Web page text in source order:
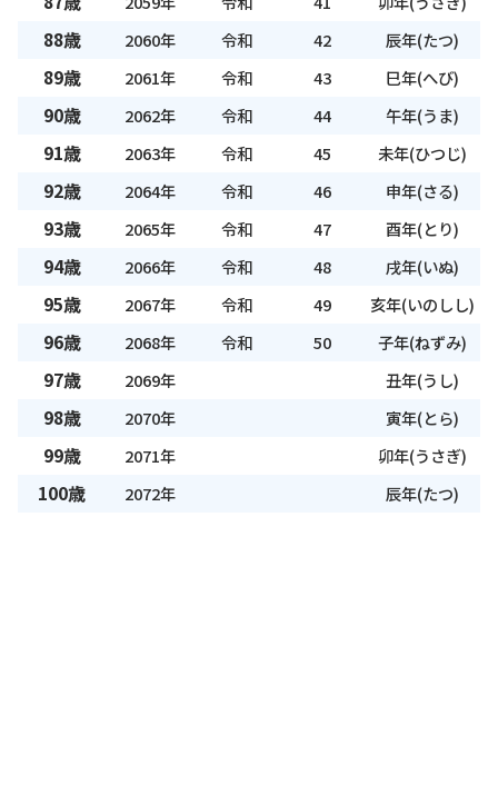
88歳 2060年 令和 42 辰年(たつ)
89歳 2061年 令和 43 巳年(へび)
90歳 2062年 令和 44 午年(うま)
91歳 2063年 令和 45 未年(ひつじ)
92歳 2064年 令和 46 申年(さる)
93歳 2065年 令和 47 酉年(とり)
94歳 2066年 令和 48 戌年(いぬ)
95歳 2067年 令和 49 亥年(いのしし)
96歳 2068年 令和 50 子年(ねずみ)
97歳 2069年 丑年(うし)
98歳 2070年 寅年(とら)
99歳 2071年 卯年(うさぎ)
100歳 2072年 辰年(たつ)